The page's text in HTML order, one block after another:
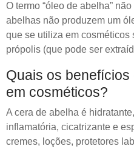
O termo “óleo de abelha”
abelhas não produzem um
que se utiliza em cosméticos
própolis (que pode ser
Quais os
em cosméticos?
A cera de abelha é
inflamatória, cicatrizante e
cremes, loções, protetores